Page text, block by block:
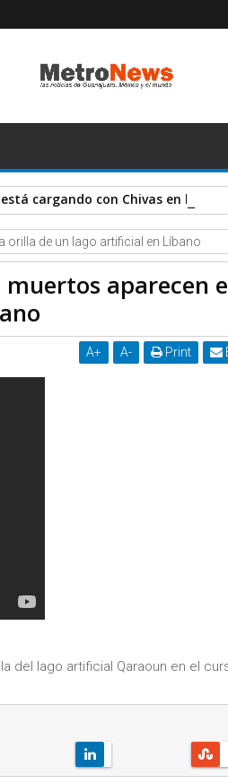
cargando con Chivas en la Liga
orilla de un lago artificial en Líbano
aparecen
A+ A- Print
del lago artificial Qaraoun en el